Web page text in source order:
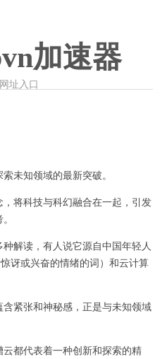
加速器
址入口
知领域的最新突破。
将科技与科幻融合在一起，引发
解读，有人说它源自中国年轻人
讶或兴奋的情绪的词）和云计算
紧张和神秘感，正是与未知领域
都代表着一种创新和探索的精